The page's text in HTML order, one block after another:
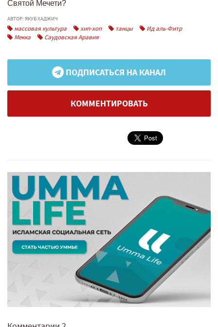
Святой Мечети?
АВТОР: ЯКУБ ХАДЖИЧ
массовая культура хип-хоп танцы
Ид аль-Фитр
Мекка
Саудовская Аравия
ПОДПИСАТЬСЯ НА КАНАЛ
КОММЕНТИРОВАТЬ